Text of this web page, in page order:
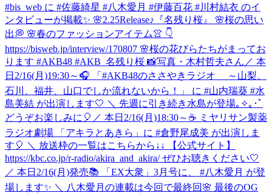
#bis_web に #佐藤綺星 #八木愛月 #伊藤百花 #川村結衣 のイ
ンタビューが掲載✨ 🌸2.25Release♪『名残り桜』 🌸桜の思い
出💭 🌸春のファッションアイテム👚 👇
https://bisweb.jp/interview/170807 🌸桜の花びらたちがまってお
ります #AKB48 #AKB_名残り桜 📸写真・木村哲夫さん ／ 本
日2/16(月)19:30～🎧 「#AKB48のささやきラジオ ～山梨、
石川、福井、山口でしか流れないから！」 に #山内瑞葵 #水
島美結 が出演します🤍 ＼ 先週に引き続き水島が登場｡✧｡･ﾟ
どうぞお楽しみに🎈 ／ 本日2/16(月)18:30～☕ ミヤリサン製薬
ラジオ劇場 「アキラとあきら」に #倉野尾成美 が出演しま
す🎈 ＼ 放送枠の一覧はこちらから↓↓ 【公式サイト】
https://kbc.co.jp/r-radio/akira_and_akira/ ぜひお聴きください🤍
／ 本日2/16(月)発売📚 「EX大衆」3月号に、 #八木愛月 が登
場します✨ ＼ 八木愛月の連載は今回で最終回🌸 最後のOG